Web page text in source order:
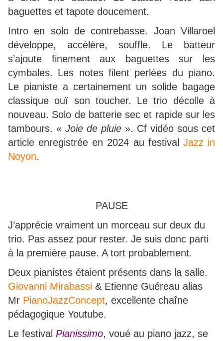
baguettes et tapote doucement.
Intro en solo de contrebasse. Joan Villaroel
développe, accélère, souffle. Le batteur
s’ajoute finement aux baguettes sur les
cymbales. Les notes filent perlées du piano.
Le pianiste a certainement un solide bagage
classique ouï son toucher. Le trio décolle à
nouveau. Solo de batterie sec et rapide sur les
tambours. « Joie de pluie ». Cf vidéo sous cet
article enregistrée en 2024 au festival Jazz in
Noyon.
PAUSE
J’apprécie vraiment un morceau sur deux du
trio. Pas assez pour rester. Je suis donc parti
à la première pause. A tort probablement.
Deux pianistes étaient présents dans la salle.
Giovanni Mirabassi & Etienne Guéreau alias
Mr PianoJazzConcept, excellente chaîne
pédagogique Youtube.
Le festival Pianissimo, voué au piano jazz, se